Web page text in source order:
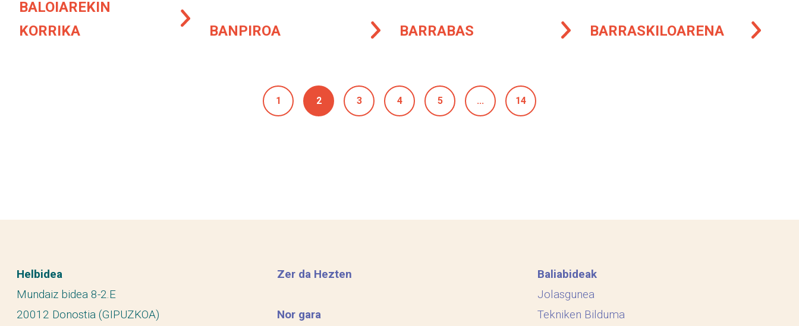
BALOIAREKIN
KORRIKA
BANPIROA BARRABAS BARRASKILOARENA
1 2 3 4 5 ... 14
Helbidea
Mundaiz bidea 8-2.E
20012 Donostia (GIPUZKOA)
Zer da Hezten
Nor gara
Baliabideak
Jolasgunea
Tekniken Bilduma